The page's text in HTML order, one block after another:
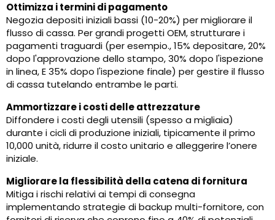
Ottimizza i termini di pagamento
Negozia depositi iniziali bassi (10-20%) per migliorare il
flusso di cassa. Per grandi progetti OEM, strutturare i
pagamenti traguardi (per esempio., 15% depositare, 20%
dopo l'approvazione dello stampo, 30% dopo l'ispezione
in linea, E 35% dopo l'ispezione finale) per gestire il flusso
di cassa tutelando entrambe le parti.
Ammortizzare i costi delle attrezzature
Diffondere i costi degli utensili (spesso a migliaia)
durante i cicli di produzione iniziali, tipicamente il primo
10,000 unità, ridurre il costo unitario e alleggerire l’onere
iniziale.
Migliorare la flessibilità della catena di fornitura
Mitiga i rischi relativi ai tempi di consegna
implementando strategie di backup multi-fornitore, con